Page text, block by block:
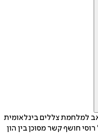
למלחמת צללים בינלאומית
חושף קשר מסוכן בין הון